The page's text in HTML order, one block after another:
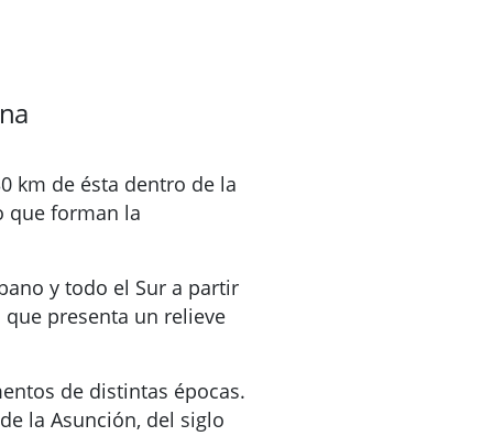
km de ésta dentro de la
que forman la
y todo el Sur a partir
presenta un relieve
de distintas épocas.
la Asunción, del siglo